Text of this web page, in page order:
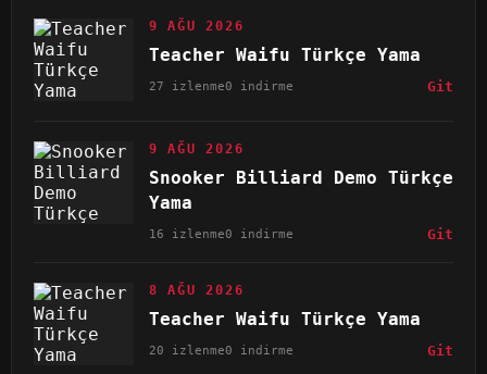
9 AĞU 2026
Teacher Waifu Türkçe Yama
27 izlenme0 indirme Git
9 AĞU 2026
Snooker Billiard Demo Türkçe
Yama
16 izlenme0 indirme Git
8 AĞU 2026
Teacher Waifu Türkçe Yama
20 izlenme0 indirme Git